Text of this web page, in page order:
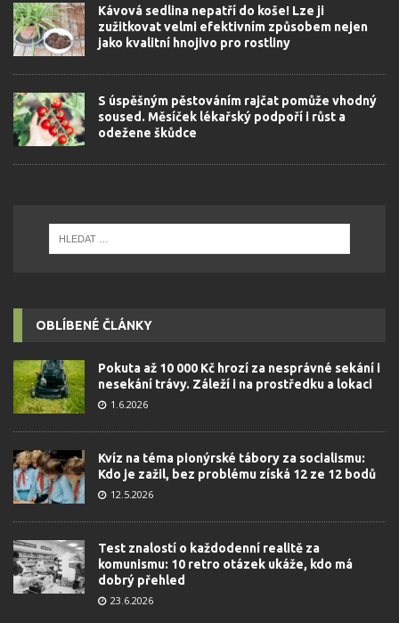
Kávová sedlina nepatří do koše! Lze ji
zužitkovat velmi efektivním způsobem nejen
jako kvalitní hnojivo pro rostliny
S úspěšným pěstováním rajčat pomůže vhodný
soused. Měsíček lékařský podpoří i růst a
odežene škůdce
OBLÍBENÉ ČLÁNKY
Pokuta až 10 000 Kč hrozí za nesprávné sekání i
nesekání trávy. Záleží i na prostředku a lokaci
1.6.2026
Kvíz na téma pionýrské tábory za socialismu:
Kdo je zažil, bez problému získá 12 ze 12 bodů
12.5.2026
Test znalostí o každodenní realitě za
komunismu: 10 retro otázek ukáže, kdo má
dobrý přehled
23.6.2026